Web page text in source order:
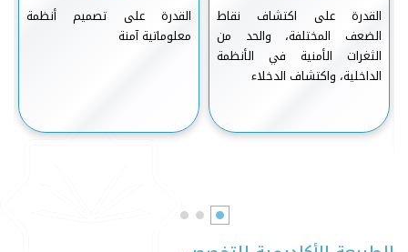
القدرة على اكتشاف نقاط
الضعف المختلفة، والحد من
الثغرات الأمنية في الأنظمة
الداخلية، واكتشاف الدخلاء
القدرة على تصميم أنظمة
معلوماتية آمنة